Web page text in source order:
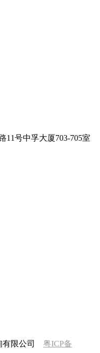
11号中孚大厦703-705室
有限公司 粤ICP备